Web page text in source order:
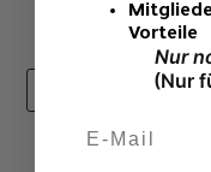
Vorteile
Nur
(Nur